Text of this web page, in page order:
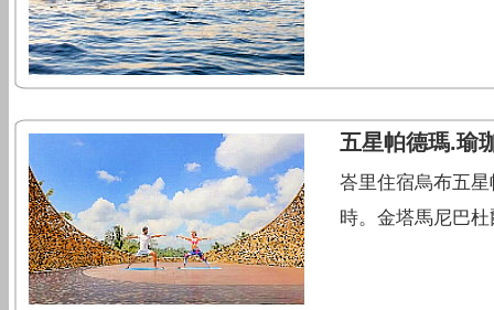
五星帕德瑪.瑜
峇里住宿烏布五
時。金塔馬尼巴